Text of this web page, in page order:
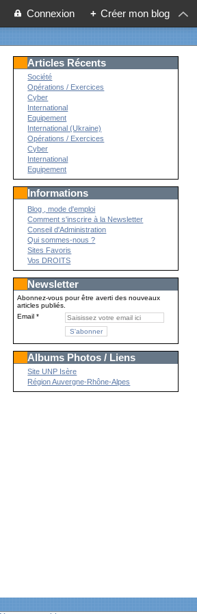
Connexion + Créer mon blog
Articles Récents
Société
Opérations / Exercices
Cyber
International
Equipement
International (Ukraine)
Opérations / Exercices
Cyber
International
Equipement
Informations
Blog , mode d'emploi
Comment s'inscrire à la Newsletter
Conseil d'Administration
Qui sommes-nous ?
Sites Favoris
Vos DROITS
Newsletter
Abonnez-vous pour être averti des nouveaux
articles publiés.
Email
Albums Photos / Liens
Site UNP Isère
Région Auvergne-Rhône-Alpes